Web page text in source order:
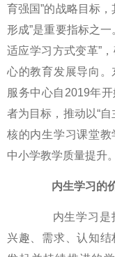
育强国”的战略目标
形成”是重要指标之
适应学习方式变革”
心的教育发展导向
服务中心自2019年
者为目标，推动以“
核的内生学习课堂
中小学教学质量提升。
内生学习的价
内生学习是
兴趣、需求、认知